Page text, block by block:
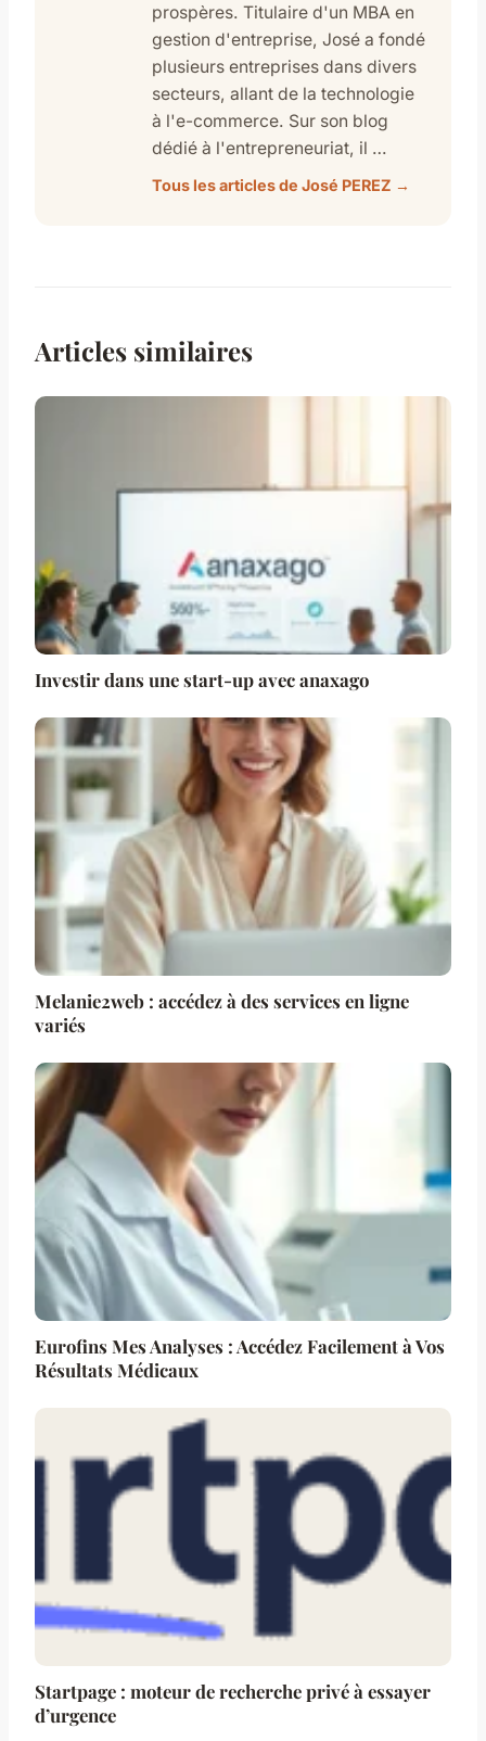
prospères. Titulaire d'un MBA en
gestion d'entreprise, José a fondé
plusieurs entreprises dans divers
secteurs, allant de la technologie
à l'e-commerce. Sur son blog
dédié à l'entrepreneuriat, il …
Tous les articles de José PEREZ →
Articles similaires
Investir dans une start-up avec anaxago
Melanie2web : accédez à des services en ligne
variés
Eurofins Mes Analyses : Accédez Facilement à Vos
Résultats Médicaux
Startpage : moteur de recherche privé à essayer
d’urgence